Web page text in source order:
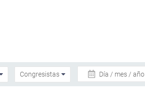
Día / mes / año